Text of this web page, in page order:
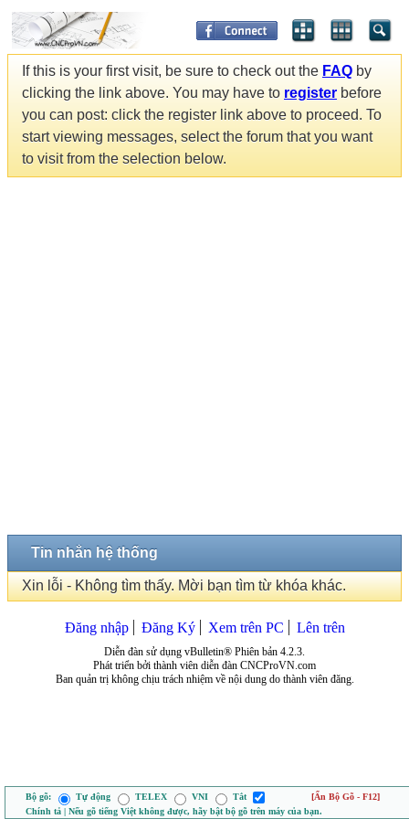
If this is your first visit, be sure to check out the FAQ by
clicking the link above. You may have to register before
you can post: click the register link above to proceed. To
start viewing messages, select the forum that you want
to visit from the selection below.
Tin nhắn hệ thống
Xin lỗi - Không tìm thấy. Mời bạn tìm từ khóa khác.
Đăng nhập Đăng Ký Xem trên PC Lên trên
Diễn đàn sử dụng vBulletin® Phiên bản 4.2.3.
Phát triển bởi thành viên diễn đàn CNCProVN.com
Ban quản trị không chịu trách nhiệm về nội dung do thành viên đăng.
Bộ gõ: Tự động TELEX VNI Tắt
[Ẩn Bộ Gõ - F12]
Chính tả | Nếu gõ tiếng Việt không được, hãy bật bộ gõ trên máy của bạn.